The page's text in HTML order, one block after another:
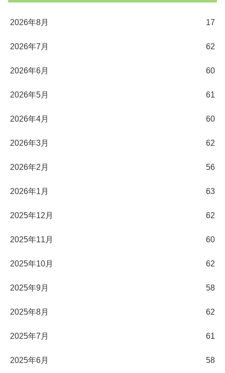
2026年8月 17
2026年7月 62
2026年6月 60
2026年5月 61
2026年4月 60
2026年3月 62
2026年2月 56
2026年1月 63
2025年12月 62
2025年11月 60
2025年10月 62
2025年9月 58
2025年8月 62
2025年7月 61
2025年6月 58